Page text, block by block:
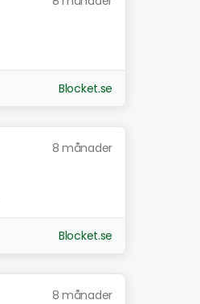
Blocket.se
8 månader
Blocket.se
8 månader